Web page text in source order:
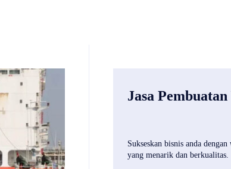
Jasa
Sukseskan bisnis anda dengan
yang menarik dan berkualitas.